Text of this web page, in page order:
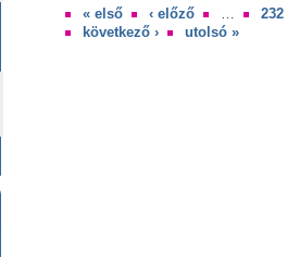
Oldalak « első ‹ előző …
232
következő ›
utolsó »